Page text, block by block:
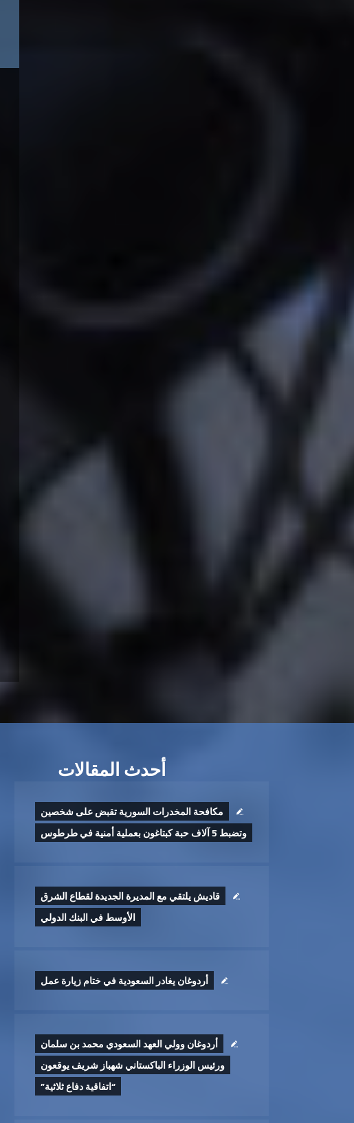
أحدث المقالات
مكافحة المخدرات السورية تقبض على شخصين
وتضبط 5 آلاف حبة كبتاغون بعملية أمنية في طرطوس
قاديش يلتقي مع المديرة الجديدة لقطاع الشرق
الأوسط في البنك الدولي
أردوغان يغادر السعودية في ختام زيارة عمل
أردوغان وولي العهد السعودي محمد بن سلمان
ورئيس الوزراء الباكستاني شهباز شريف يوقعون
“اتفاقية دفاع ثلاثية”